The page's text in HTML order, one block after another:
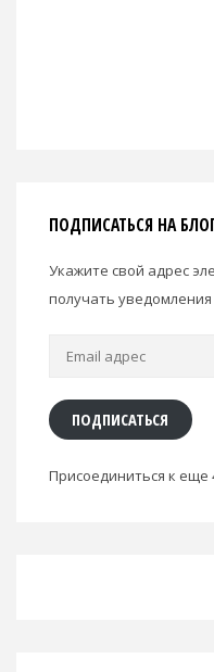
ПОДПИСАТЬСЯ НА
Укажите свой адрес
получать
Email
ПОДПИСАТЬСЯ
Присоединиться к еще